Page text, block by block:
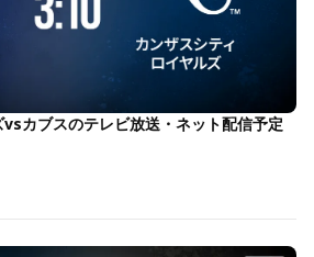
vsカブスのテレビ放送・ネット配信予定